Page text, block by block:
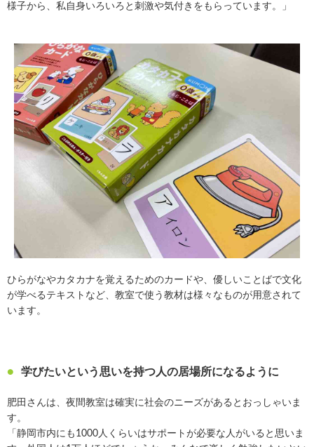
様子から、私自身いろいろと刺激や気付きをもらっています。」
ひらがなやカタカナを覚えるためのカードや、優しいことばで文化
が学べるテキストなど、教室で使う教材は様々なものが用意されて
います。
学びたいという思いを持つ人の居場所になるように
肥田さんは、夜間教室は確実に社会のニーズがあるとおっしゃいま
す。
「静岡市内にも1000人くらいはサポートが必要な人がいると思いま